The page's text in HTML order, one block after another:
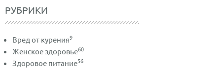
РУБРИКИ
Вред от курения9
Женское здоровье60
Здоровое питание56